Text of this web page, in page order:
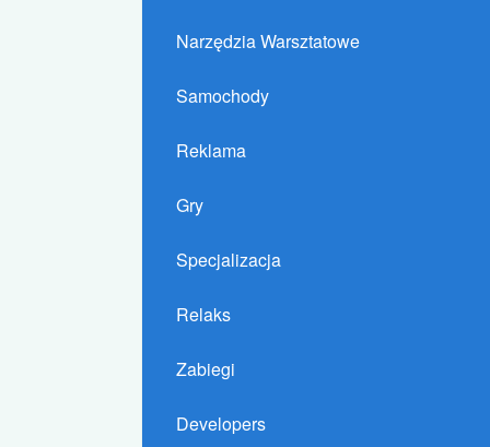
Narzędzia Warsztatowe
Samochody
Reklama
Gry
Specjalizacja
Relaks
Zabiegi
Developers